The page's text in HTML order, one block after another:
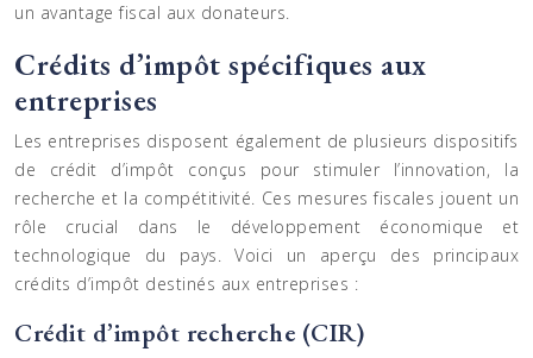
un avantage fiscal aux donateurs.
Crédits d’impôt spécifiques aux
entreprises
Les entreprises disposent également de plusieurs dispositifs
de crédit d’impôt conçus pour stimuler l’innovation, la
recherche et la compétitivité. Ces mesures fiscales jouent un
rôle crucial dans le développement économique et
technologique du pays. Voici un aperçu des principaux
crédits d’impôt destinés aux entreprises :
Crédit d’impôt recherche (CIR)